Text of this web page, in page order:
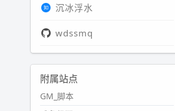
沉冰浮水
wdssmq
附属站点
GM_脚本